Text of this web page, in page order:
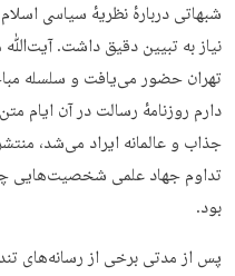
شبهاتی دربارهٔ نظریهٔ سیاسی
نیاز به تبیین دقیق داشت. آیت‌ﷲ
تهران حضور می‌یافت و سلسله
دارم روزنامهٔ رسالت در آن ایام
جذاب و عالمانه ایراد می‌شد،
تداوم جهاد علمی شخصیت‌هایی
بود.
پس از مدتی برخی از رسانه‌های